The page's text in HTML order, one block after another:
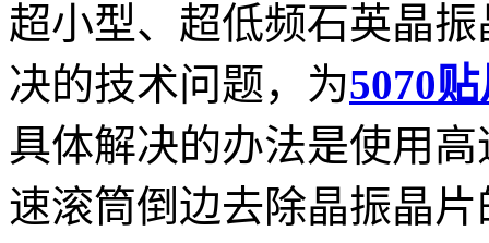
超小型、超低频石英晶
决的技术问题，为5070
具体解决的办法是使用
速滚筒倒边去除晶振晶